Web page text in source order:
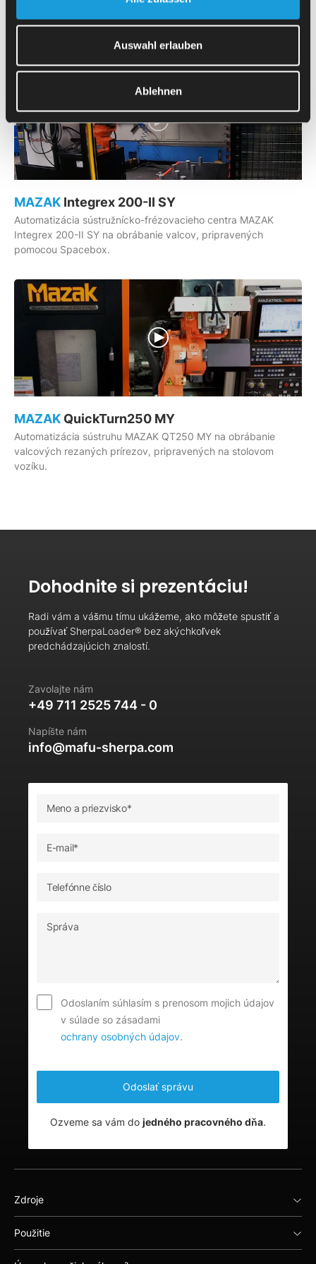
Auswahl erlauben
Ablehnen
Automatizácia sústruhu MAZAK Quick Turn 200MS na
obrábanie valcových rezaných prírezov, pripravených
MAZAK Integrex 200-II SY
Automatizácia sústružnícko-frézovacieho centra MAZAK
Integrex 200-II SY na obrábanie valcov, pripravených
pomocou Spacebox.
MAZAK QuickTurn250 MY
Automatizácia sústruhu MAZAK QT250 MY na obrábanie
valcových rezaných prírezov, pripravených na stolovom
vozíku.
Dohodnite si prezentáciu!
Radi vám a vášmu tímu ukážeme, ako môžete spustiť a
používať SherpaLoader® bez akýchkoľvek
predchádzajúcich znalostí.
Zavolajte nám
+49 711 2525 744 - 0
Napíšte nám
info@mafu-sherpa.com
Odoslaním súhlasím s prenosom mojich údajov
v súlade so zásadami
ochrany osobných údajov.
Ozveme sa vám do jedného pracovného dňa.
Zdroje
Použitie